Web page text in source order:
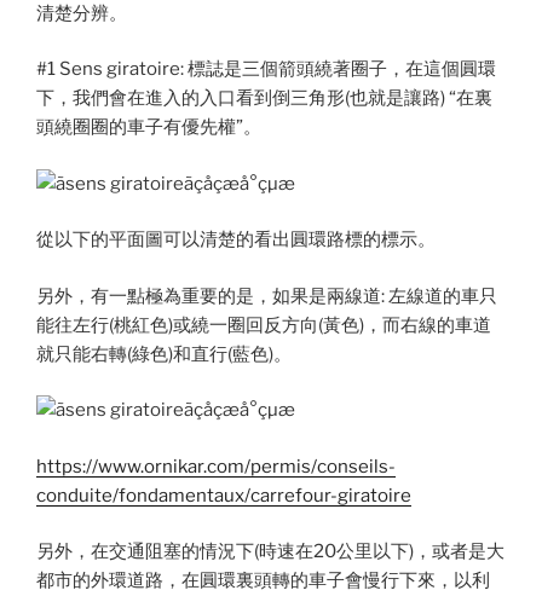
清楚分辨。
#1 Sens giratoire: 標誌是三個箭頭繞著圈子，在這個圓環
下，我們會在進入的入口看到倒三角形(也就是讓路) “在裏
頭繞圈圈的車子有優先權”。
從以下的平面圖可以清楚的看出圓環路標的標示。
另外，有一點極為重要的是，如果是兩線道: 左線道的車只
能往左行(桃紅色)或繞一圈回反方向(黃色)，而右線的車道
就只能右轉(綠色)和直行(藍色)。
https://www.ornikar.com/permis/conseils-
conduite/fondamentaux/carrefour-giratoire
另外，在交通阻塞的情況下(時速在20公里以下)，或者是大
都市的外環道路，在圓環裏頭轉的車子會慢行下來，以利